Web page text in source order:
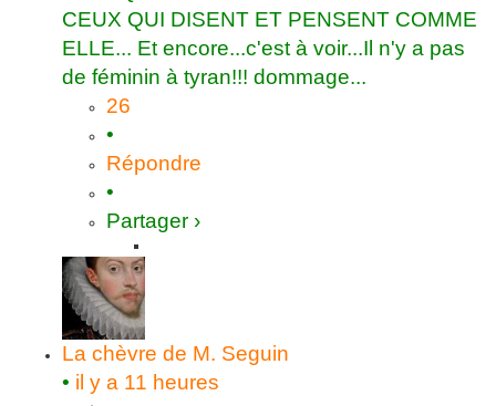
CEUX QUI DISENT ET PENSENT COMME
ELLE... Et encore...c'est à voir...Il n'y a pas
de féminin à tyran!!! dommage...
26
•
Répondre
•
Partager ›
La chèvre de M. Seguin
• il y a 11 heures